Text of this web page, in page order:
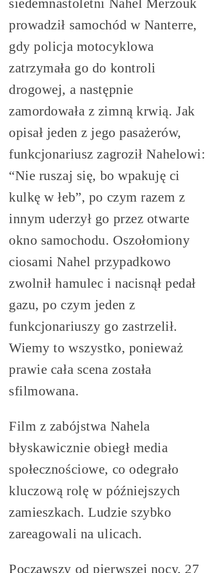
siedemnastoletni Nahel Merzouk
prowadził samochód w Nanterre,
gdy policja motocyklowa
zatrzymała go do kontroli
drogowej, a następnie
zamordowała z zimną krwią. Jak
opisał jeden z jego pasażerów,
funkcjonariusz zagroził Nahelowi:
“Nie ruszaj się, bo wpakuję ci
kulkę w łeb”, po czym razem z
innym uderzył go przez otwarte
okno samochodu. Oszołomiony
ciosami Nahel przypadkowo
zwolnił hamulec i nacisnął pedał
gazu, po czym jeden z
funkcjonariuszy go zastrzelił.
Wiemy to wszystko, ponieważ
prawie cała scena została
sfilmowana.
Film z zabójstwa Nahela
błyskawicznie obiegł media
społecznościowe, co odegrało
kluczową rolę w późniejszych
zamieszkach. Ludzie szybko
zareagowali na ulicach.
Począwszy od pierwszej nocy, 27